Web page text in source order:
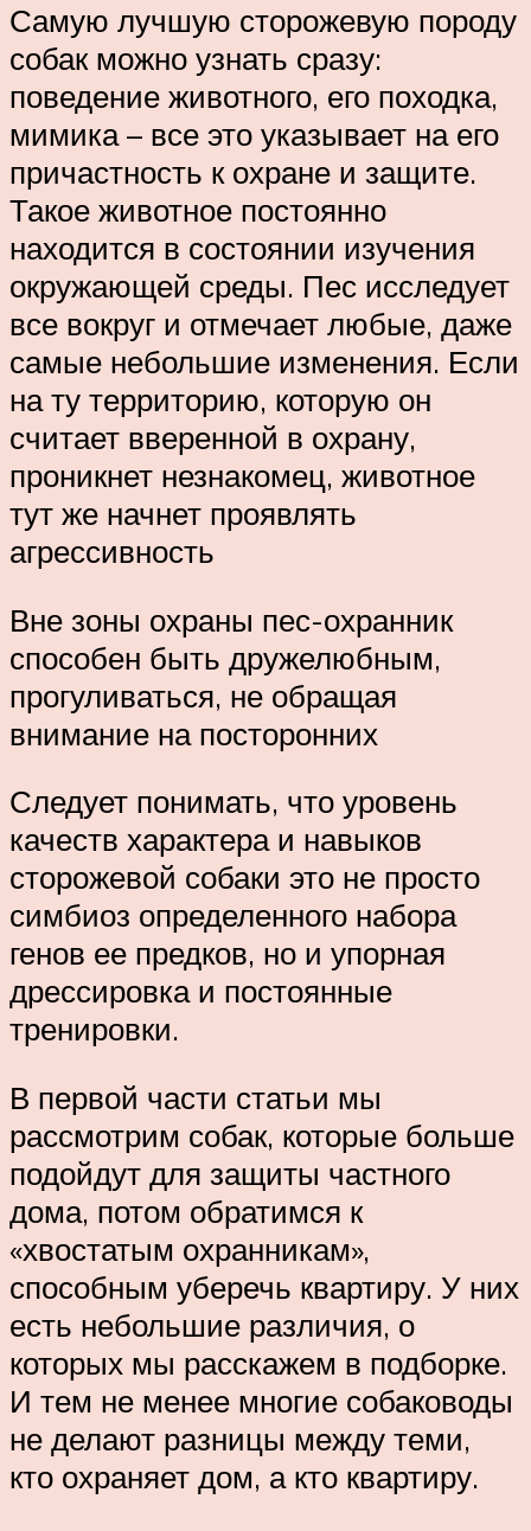
Самую лучшую сторожевую породу
собак можно узнать сразу:
поведение животного, его походка,
мимика – все это указывает на его
причастность к охране и защите.
Такое животное постоянно
находится в состоянии изучения
окружающей среды. Пес исследует
все вокруг и отмечает любые, даже
самые небольшие изменения. Если
на ту территорию, которую он
считает вверенной в охрану,
проникнет незнакомец, животное
тут же начнет проявлять
агрессивность
Вне зоны охраны пес-охранник
способен быть дружелюбным,
прогуливаться, не обращая
внимание на посторонних
Следует понимать, что уровень
качеств характера и навыков
сторожевой собаки это не просто
симбиоз определенного набора
генов ее предков, но и упорная
дрессировка и постоянные
тренировки.
В первой части статьи мы
рассмотрим собак, которые больше
подойдут для защиты частного
дома, потом обратимся к
«хвостатым охранникам»,
способным уберечь квартиру. У них
есть небольшие различия, о
которых мы расскажем в подборке.
И тем не менее многие собаководы
не делают разницы между теми,
кто охраняет дом, а кто квартиру.